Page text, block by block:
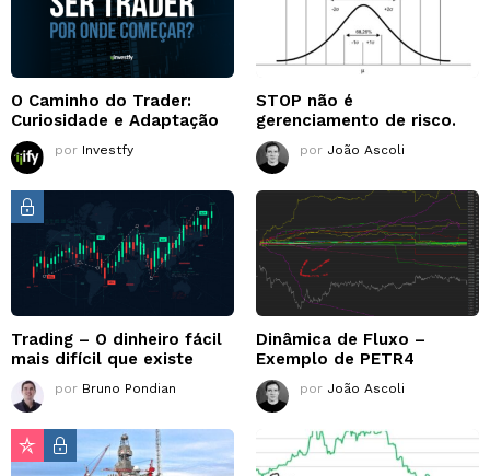
O Caminho do Trader:
Curiosidade e Adaptação
por Investfy
STOP não é
gerenciamento de risco.
por João Ascoli
Trading – O dinheiro fácil
mais difícil que existe
por Bruno Pondian
Dinâmica de Fluxo –
Exemplo de PETR4
por João Ascoli